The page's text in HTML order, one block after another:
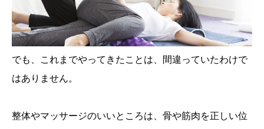
でも、これまでやってきたことは、間違っていたわけで
はありません。
整体やマッサージのいいところは、骨や筋肉を正しい位